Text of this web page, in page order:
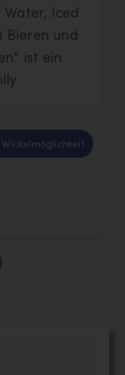
Iced
Bieren und
ist ein
Wickelmöglichkeit